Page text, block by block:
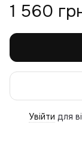
1 560
Увійти для